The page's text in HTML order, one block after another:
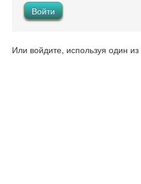
Или войдите, используя один